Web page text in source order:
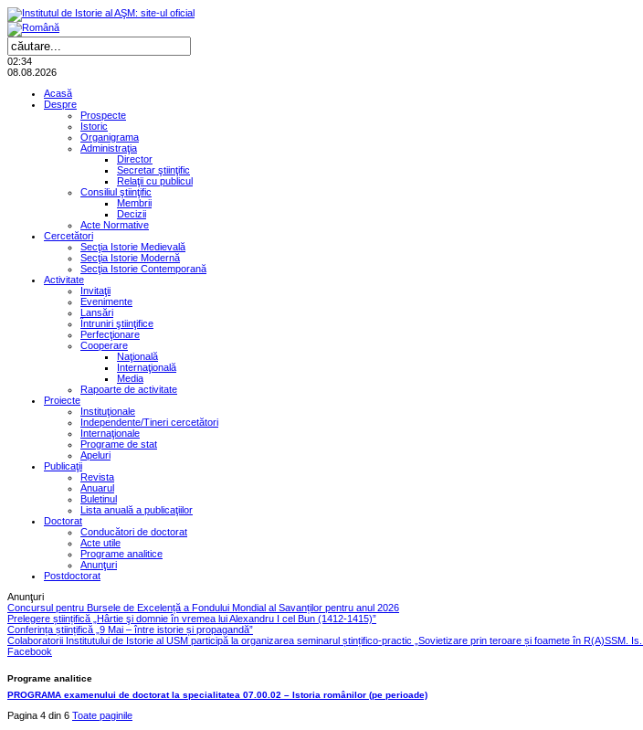
02:34
08.08.2026
Acasă
Despre
Prospecte
Istoric
Organigrama
Administraţia
Director
Secretar ştiinţific
Relaţii cu publicul
Consiliul ştiinţific
Membrii
Decizii
Acte Normative
Cercetători
Secţia Istorie Medievală
Secţia Istorie Modernă
Secţia Istorie Contemporană
Activitate
Invitaţii
Evenimente
Lansări
Întruniri ştiinţifice
Perfecţionare
Cooperare
Naţională
Internaţională
Media
Rapoarte de activitate
Proiecte
Instituţionale
Independente/Tineri cercetători
Internaţionale
Programe de stat
Apeluri
Publicaţii
Revista
Anuarul
Buletinul
Lista anuală a publicaţiilor
Doctorat
Conducători de doctorat
Acte utile
Programe analitice
Anunţuri
Postdoctorat
Anunţuri
Concursul pentru Bursele de Excelență a Fondului Mondial al Savanților pentru anul 2026
Prelegere științifică „Hârtie şi domnie în vremea lui Alexandru I cel Bun (1412-1415)”
Conferința științifică „9 Mai – între istorie și propagandă”
Colaboratorii Institutului de Istorie al USM participă la organizarea seminarul ștințifico-practic „Sovietizare prin teroare și foamete în R(A)SSM. Is...
Facebook
Programe analitice
PROGRAMA examenului de doctorat la specialitatea 07.00.02 – Istoria românilor (pe perioade)
Pagina 4 din 6 Toate paginile